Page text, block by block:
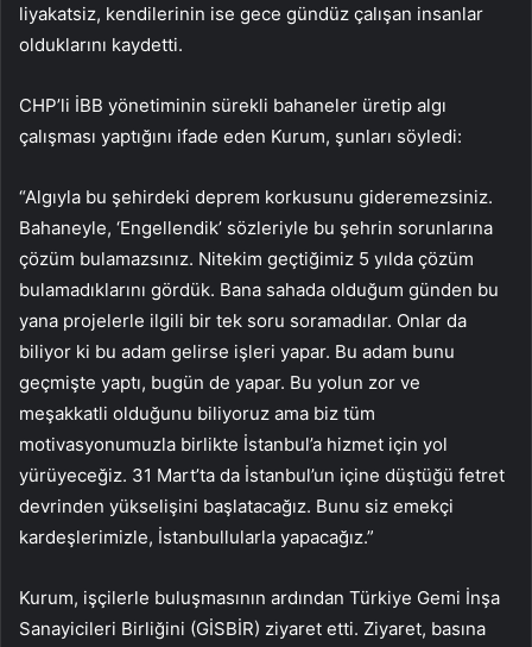
liyakatsiz, kendilerinin ise gece gündüz çalışan insanlar
olduklarını kaydetti.
CHP’li İBB yönetiminin sürekli bahaneler üretip algı
çalışması yaptığını ifade eden Kurum, şunları söyledi:
“Algıyla bu şehirdeki deprem korkusunu gideremezsiniz.
Bahaneyle, ‘Engellendik’ sözleriyle bu şehrin sorunlarına
çözüm bulamazsınız. Nitekim geçtiğimiz 5 yılda çözüm
bulamadıklarını gördük. Bana sahada olduğum günden bu
yana projelerle ilgili bir tek soru soramadılar. Onlar da
biliyor ki bu adam gelirse işleri yapar. Bu adam bunu
geçmişte yaptı, bugün de yapar. Bu yolun zor ve
meşakkatli olduğunu biliyoruz ama biz tüm
motivasyonumuzla birlikte İstanbul’a hizmet için yol
yürüyeceğiz. 31 Mart’ta da İstanbul’un içine düştüğü fetret
devrinden yükselişini başlatacağız. Bunu siz emekçi
kardeşlerimizle, İstanbullularla yapacağız.”
Kurum, işçilerle buluşmasının ardından Türkiye Gemi İnşa
Sanayicileri Birliğini (GİSBİR) ziyaret etti. Ziyaret, basına